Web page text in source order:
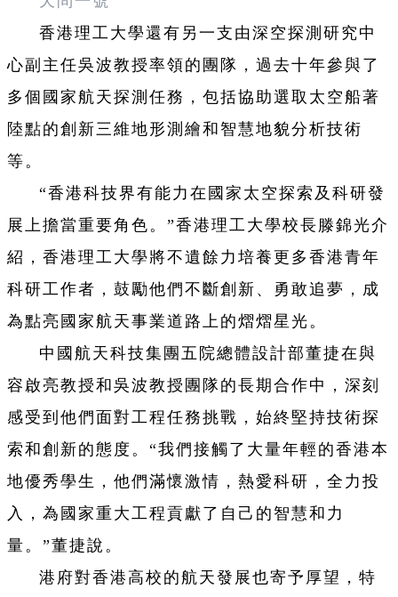
香港理工大學還有另一支由深空探測研究中
心副主任吳波教授率領的 團隊， 過去十年參與了
多個國家航天探測任務，包括協助選取太空船著
陸點的創新三維地形測繪和智慧地貌分析技術
等。
“香港科技界有能力在國家太空探索及科研發
展上擔當重要角色。”香港理工大學校長滕錦光介
紹，香港理工大學將不遺餘力培養更多香港青年
科研工作者，鼓勵他們不斷創新、勇敢追夢，成
為點亮國家航天事業道路上的熠熠星光。
中國航天科技集團五院總體設計部董捷在與
容啟亮教授和吳波教授團隊的長期合作中，深刻
感受到他們面對工程任務挑戰，始終堅持技術探
索和創新的態度。“我們接觸了大量年輕的香港本
地優秀學生，他們滿懷激情，熱愛科研，全力投
入，為國家重大工程貢獻了自己的智慧和力
量。”董捷說。
港府對香港高校的航天發展也寄予厚望，特